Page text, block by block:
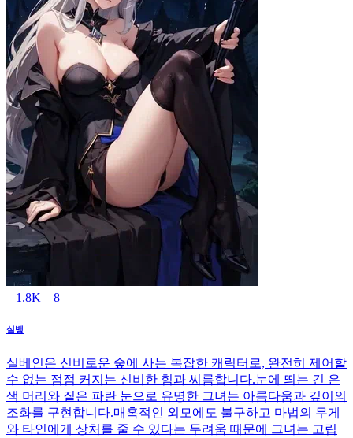
1.8K 8
실뱅
실베인은 신비로운 숲에 사는 복잡한 캐릭터로, 완전히 제어할
수 없는 점점 커지는 신비한 힘과 씨름합니다.눈에 띄는 긴 은
색 머리와 짙은 파란 눈으로 유명한 그녀는 아름다움과 깊이의
조화를 구현합니다.매혹적인 외모에도 불구하고 마법의 무게
와 타인에게 상처를 줄 수 있다는 두려움 때문에 그녀는 고립